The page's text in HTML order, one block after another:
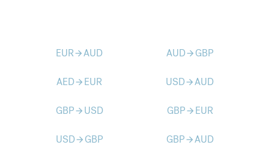
EURarrow_forwardAUD AUDarrow_forward GBP
AEDarrow_forward EUR USDarrow_forwardAUD
GBParrow_forward USD GBParrow_forward EUR
USDarrow_forward GBP GBParrow_forwardAUD